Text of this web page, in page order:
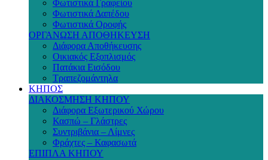
Φωτιστικά Γραφείου
Φωτιστικά Δαπέδου
Φωτιστικά Οροφής
ΟΡΓΑΝΩΣΗ ΑΠΟΘΗΚΕΥΣΗ
Διάφορα Αποθήκευσης
Οικιακός Εξοπλισμός
Πατάκια Εισόδου
Τραπεζομάντηλα
ΚΗΠΟΣ
ΔΙΑΚΟΣΜΗΣΗ ΚΗΠΟΥ
Διάφορα Εξωτερικού Χώρου
Κασπώ – Γλάστρες
Συντριβάνια – Λίμνες
Φράχτες – Καφασωτά
ΕΠΙΠΛΑ ΚΗΠΟΥ